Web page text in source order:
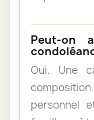
Peut-on
Oui. Une
personnel